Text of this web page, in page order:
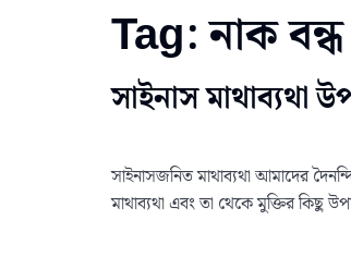
Tag:নাক
সাইনাস মাথাব্যথা
সাইনাসজনিত মাথাব্যথা আমাদের
মাথাব্যথা এবং তা থেকে মুক্তির কিছু